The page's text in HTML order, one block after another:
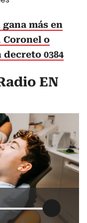
gana más en
Coronel o
0384
EN